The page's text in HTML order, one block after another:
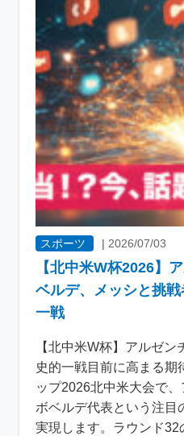
スポーツ | 2026/07/03
【北中米W杯2026】
ベルデ、メッシと挑
一戦
【北中米W杯】アルゼ
史的一戦目前に高まる期
ップ2026北中米大会で
ボベルデ代表という注目
実現します。ラウンド